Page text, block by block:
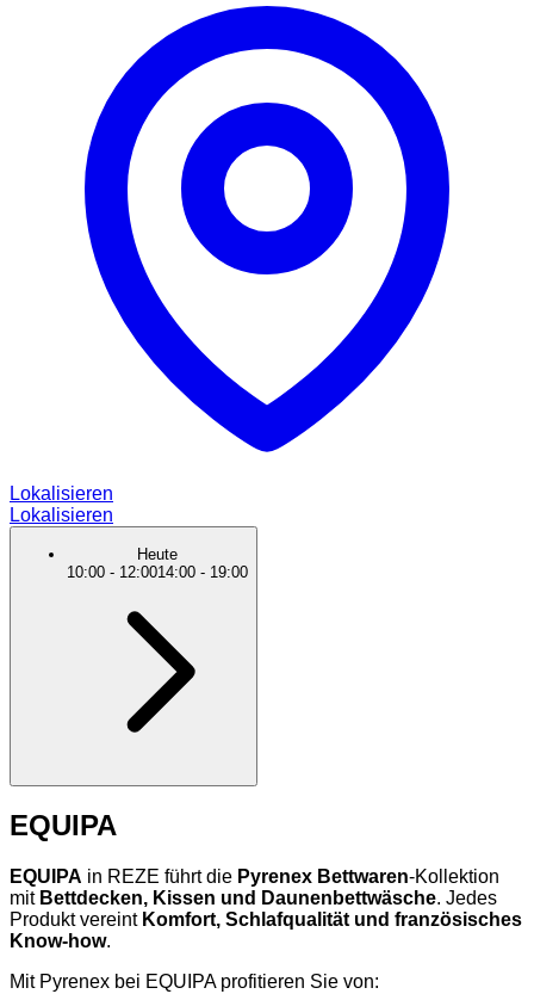
Lokalisieren
Lokalisieren
Heute
10:00 - 12:0014:00 - 19:00
EQUIPA
EQUIPA in REZE führt die Pyrenex Bettwaren-Kollektion
mit Bettdecken, Kissen und Daunenbettwäsche. Jedes
Produkt vereint Komfort, Schlafqualität und französisches
Know-how.
Mit Pyrenex bei EQUIPA profitieren Sie von: